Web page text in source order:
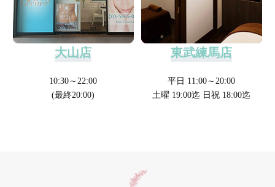
大山店
10:30～22:00
(最終20:00)
東武練馬店
平日 11:00～20:00
土曜 19:00迄 日祝 18:00迄